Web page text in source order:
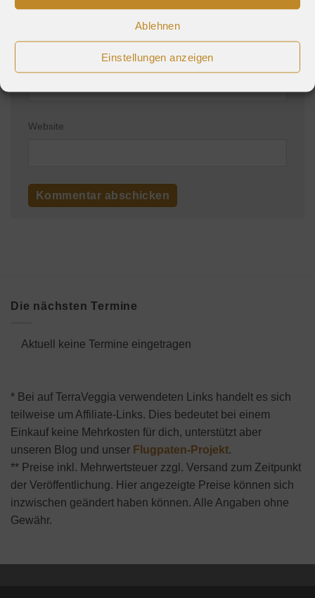
Ablehnen
Einstellungen anzeigen
*
Website
Die nächsten Termine
Aktuell keine Termine eingetragen
* Bei auf TerraVeggia verwendeten Links handelt es sich
teilweise um Affiliate-Links. Dies bedeutet bei einem
Einkauf keine Mehrkosten für dich, unterstützt aber
unseren Blog und unser Flugpaten-Projekt.
** Preise inkl. Mehrwertsteuer zzgl. Versand zum Zeitpunkt
der Veröffentlichung. Hier angezeigte Preise können sich
inzwischen geändert haben können. Alle Angaben ohne
Gewähr.